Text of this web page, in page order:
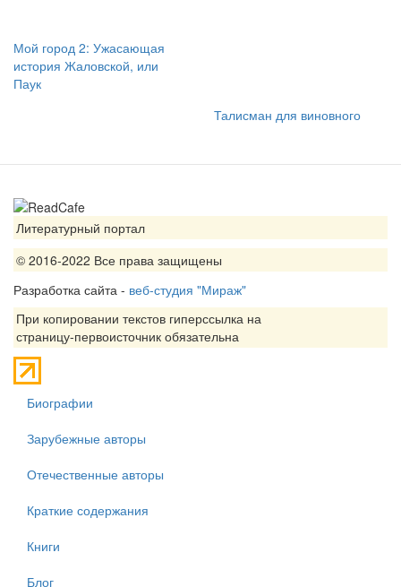
Мой город 2: Ужасающая
история Жаловской, или
Паук
Талисман для виновного
Литературный портал
© 2016-2022 Все права защищены
Разработка сайта - веб-студия "Мираж"
При копировании текстов гиперссылка на
страницу-первоисточник обязательна
Биографии
Зарубежные авторы
Отечественные авторы
Краткие содержания
Книги
Блог